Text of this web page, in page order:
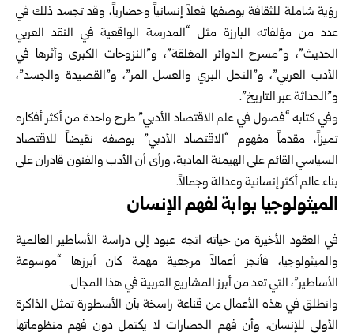
رؤية شاملة للثقافة بوصفها فعلاً إنسانياً وحضارياً، وقد تجسد ذلك في
عدد من مؤلفاته البارزة مثل “المدرسة الواقعية في النقد العربي
الحديث”، و”مسرح الدوائر المغلقة”، و”النزوحات الكبرى وأثرها في
الأدب العربي”، و”النحل البري والعسل المر”، و”القصيدة والجسد”،
و”الحداثة عبر التاريخ”.
وفي كتابه “فصول في علم الاقتصاد الأدبي” طرح واحدة من أكثر أفكاره
تميزاً، مقدماً مفهوم “الاقتصاد الأدبي” بوصفه نقيضاً للاقتصاد
السياسي القائم على الهيمنة المادية، ورأى أن الأدب والفنون قادران على
بناء عالم أكثر إنسانية وعدالة وجمالاً.
الميثولوجيا بوابة لفهم الإنسان
في العقود الأخيرة من حياته اتجه عبود إلى دراسة الأساطير العالمية
والميثولوجيا، فأنجز أعمالاً مرجعية مهمة كان أبرزها “موسوعة
الأساطير”، التي تعد من أبرز المشاريع العربية في هذا المجال.
وانطلق في هذه الأعمال من قناعة راسخة بأن الأسطورة تمثل الذاكرة
الأولى للإنسان، وأن فهم الحضارات لا يكتمل دون فهم منظوماتها